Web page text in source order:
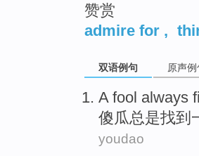
赞赏
admire for ,
双语例句 原声例
A fool always
傻瓜总是找到
youdao